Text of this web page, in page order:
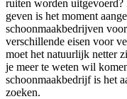
ruiten worden
geven is het moment
schoonmaakbedrijven
verschillende eisen voor
moet het natuurlijk netter
je meer te weten wil
schoonmaakbedrijf is het
zoeken.